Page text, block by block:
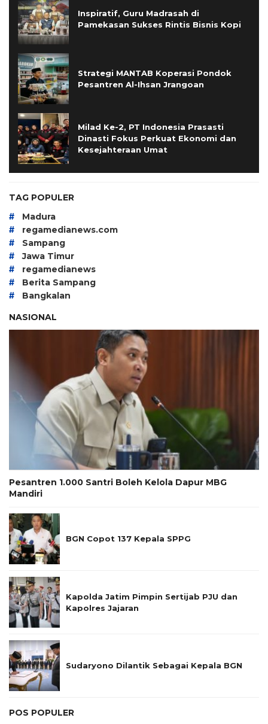
Inspiratif, Guru Madrasah di
Pamekasan Sukses Rintis Bisnis Kopi
Strategi MANTAB Koperasi Pondok
Pesantren Al-Ihsan Jrangoan
Milad Ke-2, PT Indonesia Prasasti
Dinasti Fokus Perkuat Ekonomi dan
Kesejahteraan Umat
TAG POPULER
# Madura
# regamedianews.com
# Sampang
# Jawa Timur
# regamedianews
# Berita Sampang
#
Bangkalan
NASIONAL
Pesantren 1.000 Santri Boleh Kelola Dapur MBG
Mandiri
BGN Copot 137 Kepala SPPG
Kapolda Jatim Pimpin Sertijab PJU dan
Kapolres Jajaran
Sudaryono Dilantik Sebagai Kepala BGN
POS POPULER